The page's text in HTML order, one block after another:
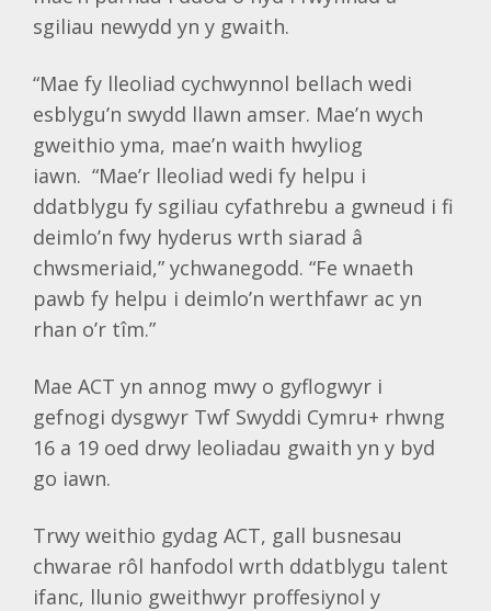
sgiliau newydd yn y gwaith.
“Mae fy lleoliad cychwynnol bellach wedi
esblygu’n swydd llawn amser. Mae’n wych
gweithio yma, mae’n waith hwyliog
iawn. “Mae’r lleoliad wedi fy helpu i
ddatblygu fy sgiliau cyfathrebu a gwneud i fi
deimlo’n fwy hyderus wrth siarad â
chwsmeriaid,” ychwanegodd. “Fe wnaeth
pawb fy helpu i deimlo’n werthfawr ac yn
rhan o’r tîm.”
Mae ACT yn annog mwy o gyflogwyr i
gefnogi dysgwyr Twf Swyddi Cymru+ rhwng
16 a 19 oed drwy leoliadau gwaith yn y byd
go iawn.
Trwy weithio gydag ACT, gall busnesau
chwarae rôl hanfodol wrth ddatblygu talent
ifanc, llunio gweithwyr proffesiynol y